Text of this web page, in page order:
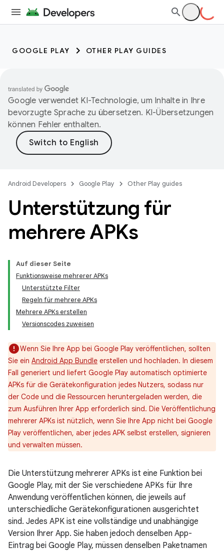
GOOGLE PLAY OTHER PLAY GUIDES
Google verwendet KI-Technologie, um Inhalte in Ihre
bevorzugte Sprache zu übersetzen. KI-Übersetzungen
können Fehler enthalten.
Android Developers Google Play Other Play guides
Unterstützung für
mehrere APKs
Auf dieser Seite
Funktionsweise mehrerer APKs
Unterstützte Filter
Regeln für mehrere APKs
Mehrere APKs erstellen
Versionscodes zuweisen
Wenn Sie Ihre App bei Google Play veröffentlichen, sollten
Sie ein Android App Bundle erstellen und hochladen. In diesem
Fall generiert und liefert Google Play automatisch optimierte
APKs für die Gerätekonfiguration jedes Nutzers, sodass nur
der Code und die Ressourcen heruntergeladen werden, die
zum Ausführen Ihrer App erforderlich sind. Die Veröffentlichung
mehrerer APKs ist nützlich, wenn Sie Ihre App nicht bei Google
Play veröffentlichen, aber jedes APK selbst erstellen, signieren
und verwalten müssen.
Die Unterstützung mehrerer APKs ist eine Funktion bei
Google Play, mit der Sie verschiedene APKs für Ihre
Anwendung veröffentlichen können, die jeweils auf
unterschiedliche Gerätekonfigurationen ausgerichtet
sind. Jedes APK ist eine vollständige und unabhängige
Version Ihrer App. Sie haben jedoch denselben App-
Eintrag bei Google Play, müssen denselben Paketnamen